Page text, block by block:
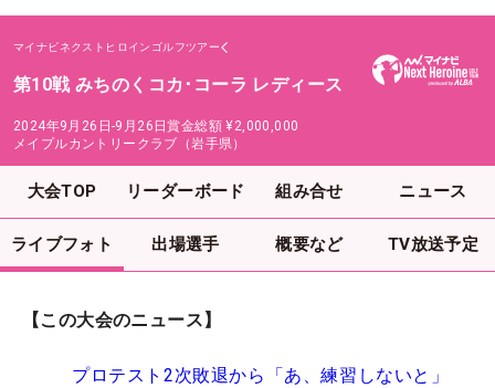
マイナビネクストヒロインゴルフツアー
第10戦 みちのくコカ･コーラ レディース
2024年9月26日-9月26日賞金総額 ¥2,000,000
メイプルカントリークラブ（岩手県）
大会TOP リーダーボード 組み合せ ニュース
ライブフォト 出場選手 概要など TV放送予定
【この大会のニュース】
プロテスト2次敗退から「あ、練習しないと」